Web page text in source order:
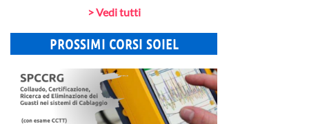
> Vedi tutti
PROSSIMI CORSI SOIEL